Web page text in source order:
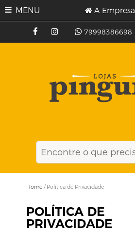
MENU
79998386698
A Empresa
Home / Política de Privacidade
POLÍTICA DE
PRIVACIDADE